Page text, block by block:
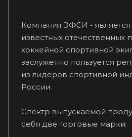
Компания ЭФСИ -
известных отечественных
хоккейной спортивной
заслуженно пользуется
из лидеров спортивной
России.
Спектр выпускаемой
себя две торговые марки: